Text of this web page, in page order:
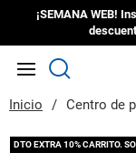
¡SEMANA WEB!
Inicio Centro de
DTO EXTRA 10% CARRITO.
Saltar